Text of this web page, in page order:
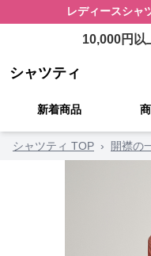
レディースシャ
10,000円以
シャツティ
新着商品
シャツティ TOP › 開襟の